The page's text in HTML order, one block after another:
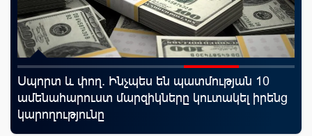
Սպորտ և փող. Ինչպես են պատմության 10
ամենահարուստ մարզիկները կուտակել իրենց
կարողությունը